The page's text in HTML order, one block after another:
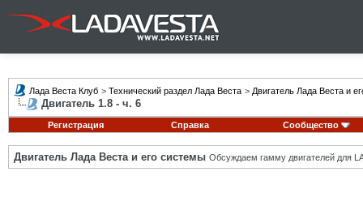
Лада Веста Клуб > Технический раздел Лада Веста > Двигатель Лада Веста и
Двигатель 1.8 - ч. 6
Регистрация Справка Сообщество
Двигатель Лада Веста и его системы Обсуждаем гамму двигателей для